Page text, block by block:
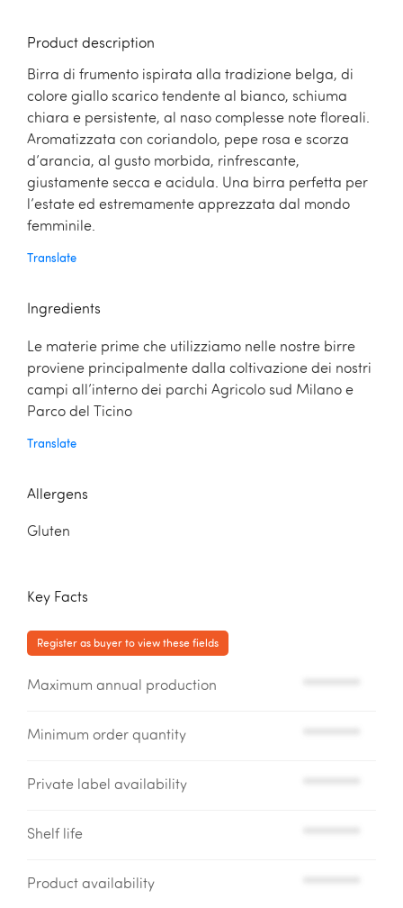
Product description
Birra di frumento ispirata alla tradizione belga, di
colore giallo scarico tendente al bianco, schiuma
chiara e persistente, al naso complesse note floreali.
Aromatizzata con coriandolo, pepe rosa e scorza
d’arancia, al gusto morbida, rinfrescante,
giustamente secca e acidula. Una birra perfetta per
l’estate ed estremamente apprezzata dal mondo
femminile.
Translate
Ingredients
Le materie prime che utilizziamo nelle nostre birre
proviene principalmente dalla coltivazione dei nostri
campi all’interno dei parchi Agricolo sud Milano e
Parco del Ticino
Translate
Allergens
Gluten
Key Facts
Register as buyer to view these fields
Maximum annual production
Minimum order quantity
Private label availability
Shelf life
Product availability